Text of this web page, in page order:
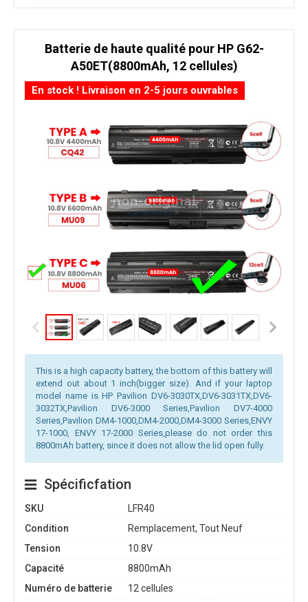
Batterie de haute qualité pour HP G62-
A50ET(8800mAh, 12 cellules)
En stock ! Livraison en 2-5 jours ouvrables
This is a high capacity battery, the bottom of this battery will
extend out about 1 inch(bigger size). And if your laptop
model name is HP Pavilion DV6-3030TX,DV6-3031TX,DV6-
3032TX,Pavilion DV6-3000 Series,Pavilion DV7-4000
Series,Pavilion DM4-1000,DM4-2000,DM4-3000 Series,ENVY
17-1000, ENVY 17-2000 Series,please do not order this
8800mAh battery, since it does not allow the lid open fully.
Spécificfation
SKU
LFR40
Condition
Remplacement, Tout Neuf
Tension
10.8V
Capacité
8800mAh
Numéro de batterie
12 cellules